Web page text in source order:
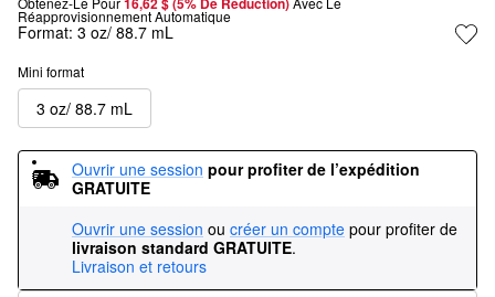
Réapprovisionnement Automatique
Format: 3 oz/ 88.7 mL
Mini format
3 oz/ 88.7 mL
Ouvrir une session pour profiter de l’expédition
GRATUITE
Ouvrir une session ou créer un compte pour profiter de
livraison standard GRATUITE.
Livraison et retours